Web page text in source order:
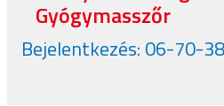
Gyógymasszőr
Bejelentkezés: 06-70-